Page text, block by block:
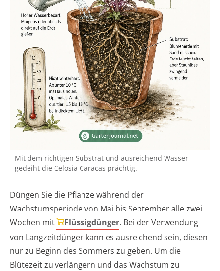
Mit dem richtigen Substrat und ausreichend Wasser
gedeiht die Celosia Caracas prächtig.
Düngen Sie die Pflanze während der
Wachstumsperiode von Mai bis September alle zwei
Wochen mit
Flüssigdünger. Bei der Verwendung
von Langzeitdünger kann es ausreichend sein, diesen
nur zu Beginn des Sommers zu geben. Um die
Blütezeit zu verlängern und das Wachstum zu